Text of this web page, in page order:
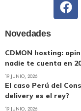
Novedades
CDMON hosting:
nadie te cuenta en
19 JUNIO, 2026
El caso Perú del
delivery es el rey?
19 JUNIO, 2026